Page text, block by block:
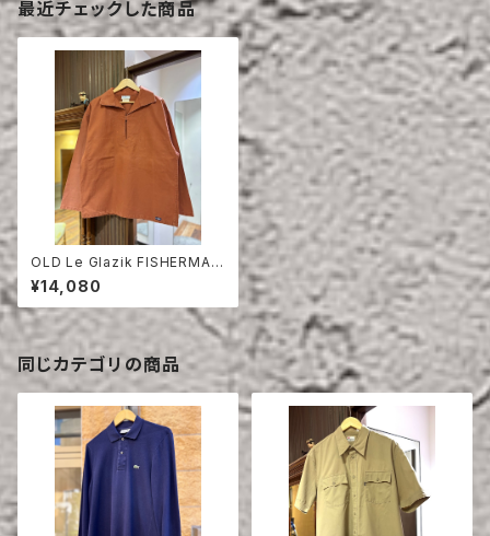
最近チェックした商品
OLD Le Glazik FISHERMAN
SMOCK
¥14,080
同じカテゴリの商品